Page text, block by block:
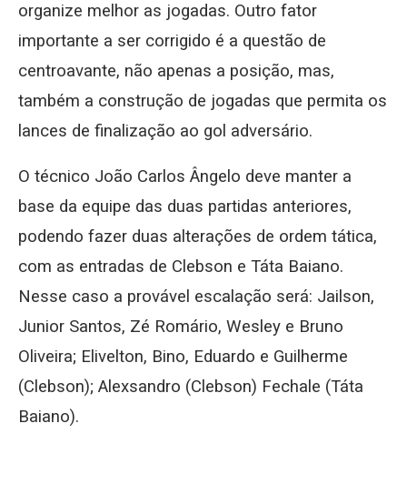
organize melhor as jogadas. Outro fator
importante a ser corrigido é a questão de
centroavante, não apenas a posição, mas,
também a construção de jogadas que permita os
lances de finalização ao gol adversário.
O técnico João Carlos Ângelo deve manter a
base da equipe das duas partidas anteriores,
podendo fazer duas alterações de ordem tática,
com as entradas de Clebson e Táta Baiano.
Nesse caso a provável escalação será: Jailson,
Junior Santos, Zé Romário, Wesley e Bruno
Oliveira; Elivelton, Bino, Eduardo e Guilherme
(Clebson); Alexsandro (Clebson) Fechale (Táta
Baiano).